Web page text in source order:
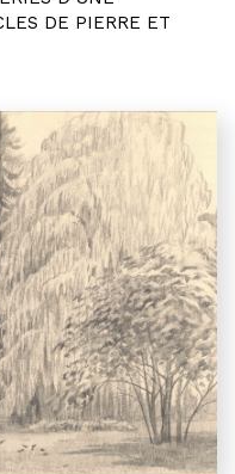
DE PIERRE ET